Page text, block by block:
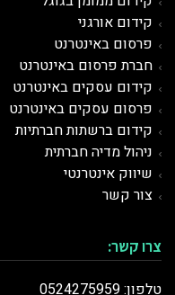
קידום אורגני
פרסום באינטרנט
חברת פרסום באינטרנט
קידום עסקים באינטרנט
פרסום עסקים באינטרנט
קידום ברשתות חברתיות
ניהול מדיה חברתית
שיווק אינטרנטי
צור קשר
צרו קשר:
טלפון: 0524275959